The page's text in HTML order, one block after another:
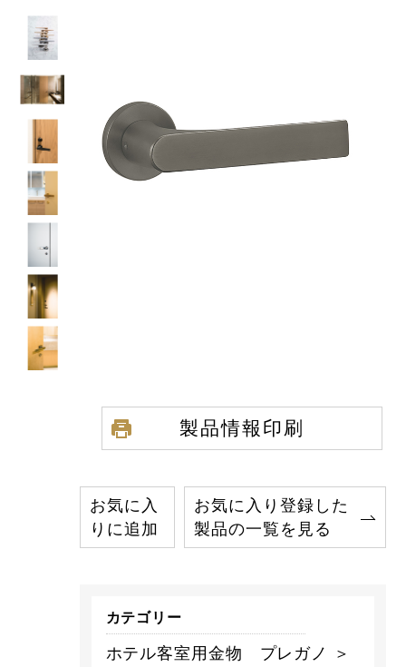
製品情報印刷
お気に入
りに追加
お気に入り登録した
製品の一覧を見る
カテゴリー
ホテル客室用金物 プレガノ ＞